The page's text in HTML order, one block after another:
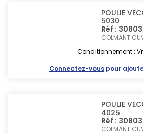
POULIE
5030
Réf :
COLMANT
Conditionnement :
Connectez-vous pour
POULIE
4025
Réf :
COLMANT